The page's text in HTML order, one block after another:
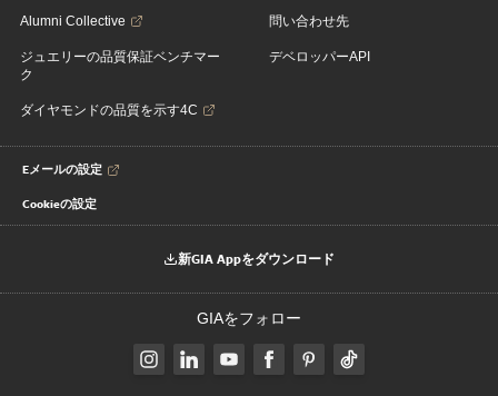
Alumni Collective
ジュエリーの品質保証ベンチマー
ク
ダイヤモンドの品質を示す4C
問い合わせ先
デベロッパーAPI
Eメールの設定
Cookieの設定
新GIA Appをダウンロード
GIAをフォロー